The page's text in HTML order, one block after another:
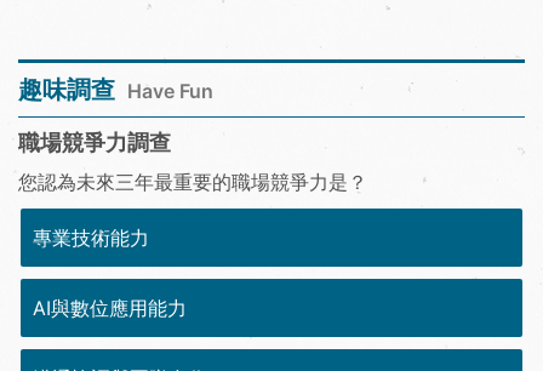
趣味調查 Have Fun
職場競爭力調查
您認為未來三年最重要的職場競爭力是？
專業技術能力
AI與數位應用能力